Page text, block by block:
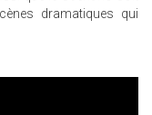
dramatiques qui